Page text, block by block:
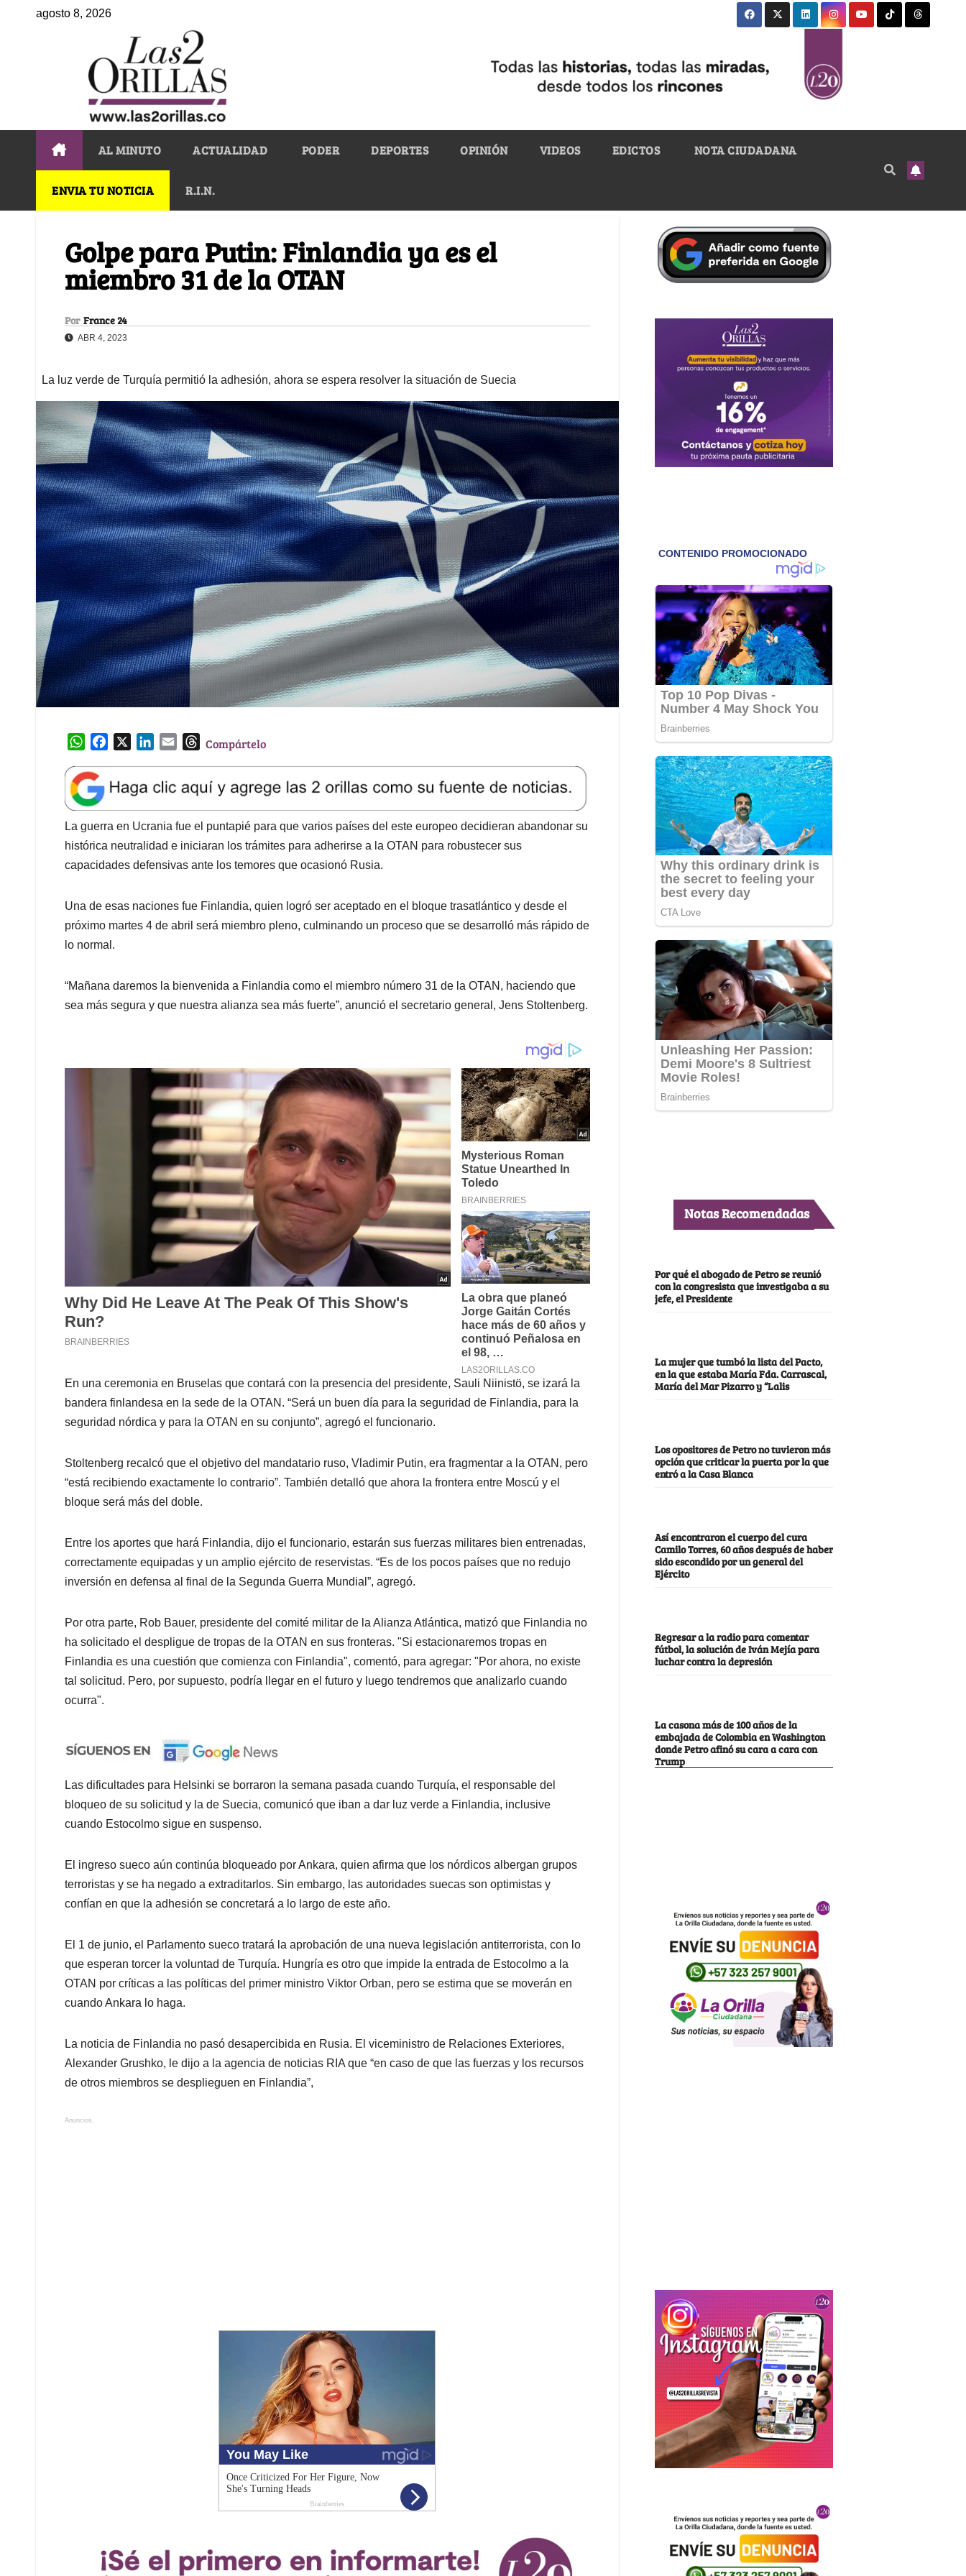
agosto 8, 2026
AL MINUTO ACTUALIDAD PODER DEPORTES OPINIÓN VIDEOS EDICTOS NOTA CIUDADANA
ENVIA TU NOTICIA R.I.N.
Golpe para Putin: Finlandia ya es el
miembro 31 de la OTAN
Por France 24
ABR 4, 2023
La luz verde de Turquía permitió la adhesión, ahora se espera resolver la situación de Suecia
W
a
t
s
A
p
p
e
b
o
o
k
k
e
d
I
n
l
T
e
a
d
s
Compártelo
La guerra en Ucrania fue el puntapié para que varios países del este europeo decidieran abandonar su
histórica neutralidad e iniciaran los trámites para adherirse a la OTAN para robustecer sus
capacidades defensivas ante los temores que ocasionó Rusia.
Una de esas naciones fue Finlandia, quien logró ser aceptado en el bloque trasatlántico y desde el
próximo martes 4 de abril será miembro pleno, culminando un proceso que se desarrolló más rápido de
lo normal.
“Mañana daremos la bienvenida a Finlandia como el miembro número 31 de la OTAN, haciendo que
sea más segura y que nuestra alianza sea más fuerte”, anunció el secretario general, Jens Stoltenberg.
En una ceremonia en Bruselas que contará con la presencia del presidente, Sauli Niinistö, se izará la
bandera finlandesa en la sede de la OTAN. “Será un buen día para la seguridad de Finlandia, para la
seguridad nórdica y para la OTAN en su conjunto”, agregó el funcionario.
Stoltenberg recalcó que el objetivo del mandatario ruso, Vladimir Putin, era fragmentar a la OTAN, pero
“está recibiendo exactamente lo contrario”. También detalló que ahora la frontera entre Moscú y el
bloque será más del doble.
Entre los aportes que hará Finlandia, dijo el funcionario, estarán sus fuerzas militares bien entrenadas,
correctamente equipadas y un amplio ejército de reservistas. “Es de los pocos países que no redujo
inversión en defensa al final de la Segunda Guerra Mundial”, agregó.
Por otra parte, Rob Bauer, presidente del comité militar de la Alianza Atlántica, matizó que Finlandia no
ha solicitado el despligue de tropas de la OTAN en sus fronteras. "Si estacionaremos tropas en
Finlandia es una cuestión que comienza con Finlandia", comentó, para agregar: "Por ahora, no existe
tal solicitud. Pero, por supuesto, podría llegar en el futuro y luego tendremos que analizarlo cuando
ocurra".
Las dificultades para Helsinki se borraron la semana pasada cuando Turquía, el responsable del
bloqueo de su solicitud y la de Suecia, comunicó que iban a dar luz verde a Finlandia, inclusive
cuando Estocolmo sigue en suspenso.
El ingreso sueco aún continúa bloqueado por Ankara, quien afirma que los nórdicos albergan grupos
terroristas y se ha negado a extraditarlos. Sin embargo, las autoridades suecas son optimistas y
confían en que la adhesión se concretará a lo largo de este año.
El 1 de junio, el Parlamento sueco tratará la aprobación de una nueva legislación antiterrorista, con lo
que esperan torcer la voluntad de Turquía. Hungría es otro que impide la entrada de Estocolmo a la
OTAN por críticas a las políticas del primer ministro Viktor Orban, pero se estima que se moverán en
cuando Ankara lo haga.
La noticia de Finlandia no pasó desapercibida en Rusia. El viceministro de Relaciones Exteriores,
Alexander Grushko, le dijo a la agencia de noticias RIA que “en caso de que las fuerzas y los recursos
de otros miembros se desplieguen en Finlandia”,
Anuncios.
Notas Recomendadas
Por qué el abogado de Petro se reunió
con la congresista que investigaba a su
jefe, el Presidente
La mujer que tumbó la lista del Pacto,
en la que estaba María Fda. Carrascal,
María del Mar Pizarro y “Lalis
Los opositores de Petro no tuvieron más
opción que criticar la puerta por la que
entró a la Casa Blanca
Así encontraron el cuerpo del cura
Camilo Torres, 60 años después de haber
sido escondido por un general del
Ejército
Regresar a la radio para comentar
fútbol, la solución de Iván Mejía para
luchar contra la depresión
La casona más de 100 años de la
embajada de Colombia en Washington
donde Petro afinó su cara a cara con
Trump